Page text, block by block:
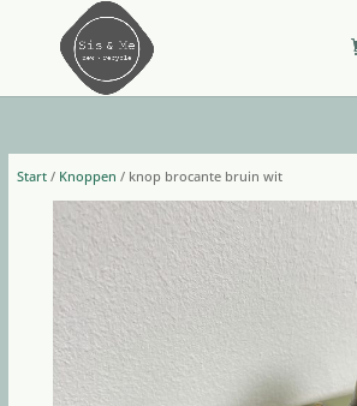
Start/ Knoppen / knop brocante bruin wit